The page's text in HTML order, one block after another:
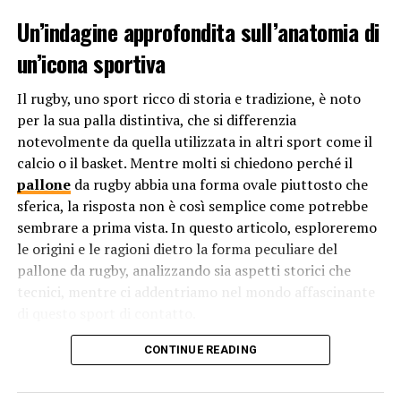
È importante sottolineare che il nome “Hellas Verona” è
una scelta consapevole fatta dai fondatori del club molti
anni fa. Mentre il calcio è un gioco che coinvolge
competizione e rivalità, il nome del club è un’omaggio
all’identità storica e culturale di Verona. Ecco perché
l’Hellas Verona è diventato un nome noto e rispettato
nel calcio italiano e continua a evocare un senso di
tradizione e orgoglio per la città e i suoi abitanti.
RELATED TOPICS:
UP NEXT
Perché scegliere il Judo per i nostri figli?
Perché il rafting è una disciplina sportiva?
Un’indagine approfondita sull’anatomia di
un’icona sportiva
Il rugby, uno sport ricco di storia e tradizione, è noto
per la sua palla distintiva, che si differenzia
notevolmente da quella utilizzata in altri sport come il
calcio o il basket. Mentre molti si chiedono perché il
palloneda rugby abbia una forma ovale piuttosto che
sferica, la risposta non è così semplice come potrebbe
sembrare a prima vista. In questo articolo, esploreremo
le origini e le ragioni dietro la forma peculiare del
pallone da rugby, analizzando sia aspetti storici che
tecnici, mentre ci addentriamo nel mondo affascinante
Le origini del pallone da rugby: Un
CONTINUE READING